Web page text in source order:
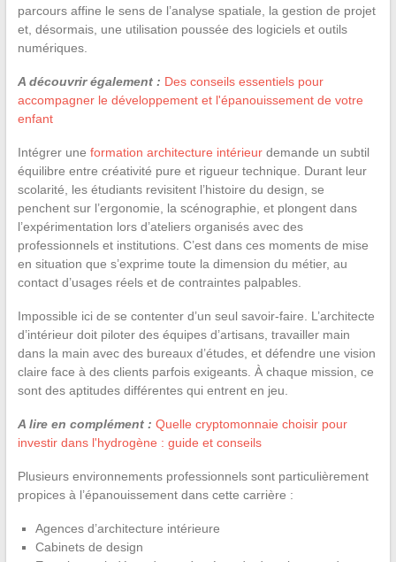
parcours affine le sens de l’analyse spatiale, la gestion de projet
et, désormais, une utilisation poussée des logiciels et outils
numériques.
A découvrir également : Des conseils essentiels pour
accompagner le développement et l'épanouissement de votre
enfant
Intégrer une formation architecture intérieurdemande un subtil
équilibre entre créativité pure et rigueur technique. Durant leur
scolarité, les étudiants revisitent l’histoire du design, se
penchent sur l’ergonomie, la scénographie, et plongent dans
l’expérimentation lors d’ateliers organisés avec des
professionnels et institutions. C’est dans ces moments de mise
en situation que s’exprime toute la dimension du métier, au
contact d’usages réels et de contraintes palpables.
Impossible ici de se contenter d’un seul savoir-faire. L’architecte
d’intérieur doit piloter des équipes d’artisans, travailler main
dans la main avec des bureaux d’études, et défendre une vision
claire face à des clients parfois exigeants. À chaque mission, ce
sont des aptitudes différentes qui entrent en jeu.
A lire en complément : Quelle cryptomonnaie choisir pour
investir dans l'hydrogène : guide et conseils
Plusieurs environnements professionnels sont particulièrement
propices à l’épanouissement dans cette carrière :
Agences d’architecture intérieure
Cabinets de design